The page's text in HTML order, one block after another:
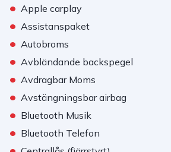
• Apple carplay
• Assistanspaket
• Autobroms
• Avbländande backspegel
• Avdragbar Moms
• Avstängningsbar airbag
• Bluetooth Musik
• Bluetooth Telefon